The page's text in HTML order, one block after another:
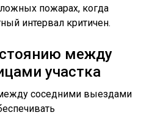
пожарах, когда
интервал критичен.
между
участка
соседними выездами